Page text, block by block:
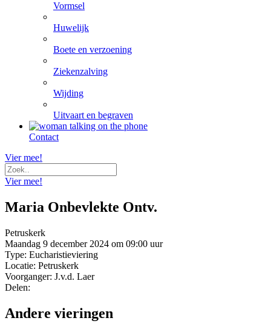
Vormsel
Huwelijk
Boete en verzoening
Ziekenzalving
Wijding
Uitvaart en begraven
Contact
Vier mee!
Vier mee!
Maria Onbevlekte Ontv.
Petruskerk
Maandag 9 december 2024 om 09:00 uur
Type: Eucharistieviering
Locatie: Petruskerk
Voorganger: J.v.d. Laer
Delen:
Andere vieringen